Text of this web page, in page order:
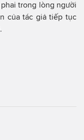
trong lòng người
của tác giả tiếp tục